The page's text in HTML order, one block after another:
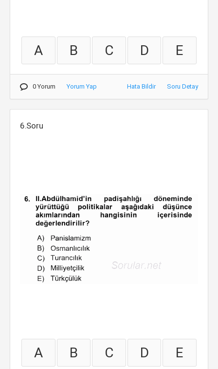
A B C D E
0 Yorum Yorum Yap Hata Bildir Soru Detay
6.Soru
A B C D E